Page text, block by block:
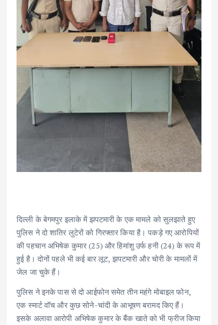
दिल्ली के बेगमपुर इलाके में झपटमारी के एक मामले को सुलझाते हुए
पुलिस ने दो शातिर लुटेरों को गिरफ्तार किया है। पकड़े गए आरोपियों
की पहचान अभिषेक कुमार (25) और हिमांशु उर्फ हनी (24) के रूप में
हुई है। दोनों पहले भी कई बार लूट, झपटमारी और चोरी के मामलों में
जेल जा चुके हैं।
पुलिस ने इनके पास से दो आईफोन समेत तीन महंगे मोबाइल फोन,
एक स्मार्ट वॉच और कुछ सोने-चांदी के आभूषण बरामद किए हैं।
इसके अलावा आरोपी अभिषेक कुमार के बैंक खाते को भी फ्रीज किया